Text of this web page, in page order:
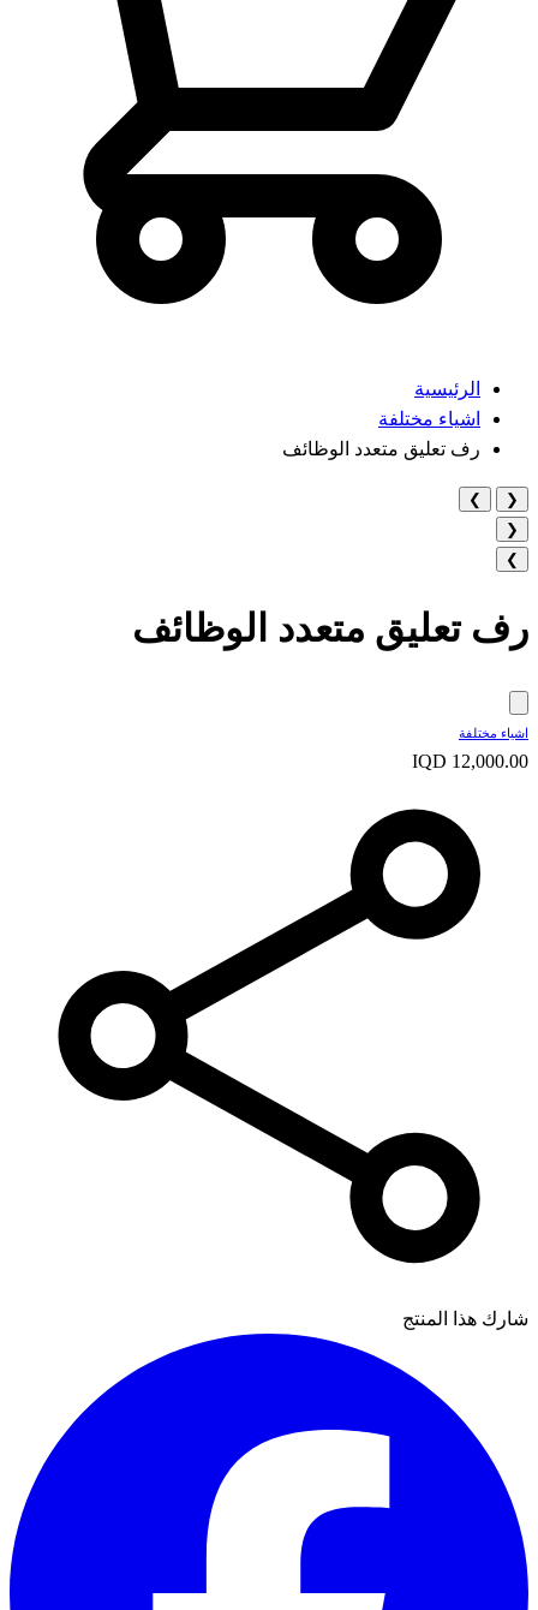
الرئيسية
اشياء مختلفة
رف تعليق متعدد الوظائف
❮
❯
❮
❯
رف تعليق متعدد الوظائف
اشياء مختلفة
IQD 12,000.00
شارك هذا المنتج